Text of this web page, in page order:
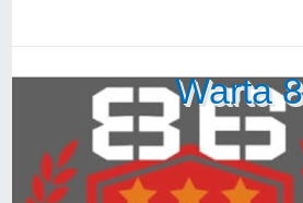
Warta